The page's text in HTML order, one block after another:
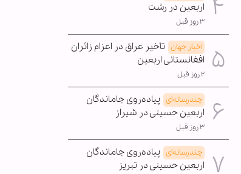
اربعین در رشت
۳ روز قبل
اخبار جهان تأخیر عراق در اعزام زائران
افغانستانی اربعین
۲ روز قبل
چندرسانه‌ای پیاده‌روی جاماندگان
اربعین حسینی در شیراز
۳ روز قبل
چندرسانه‌ای پیاده‌روی جاماندگان
اربعین حسینی در تبریز